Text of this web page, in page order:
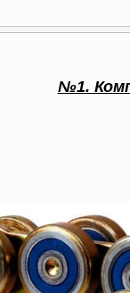
№1.